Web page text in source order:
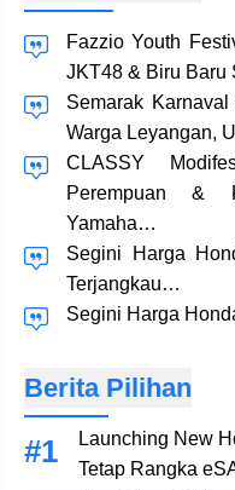
Fazzio Youth
JKT48 & Biru
Semarak
Warga Leyangan,
CLASSY
Perempuan &
Yamaha…
Segini Harga
Terjangkau…
Segini Harga
Berita Pilihan
Launching New
Tetap Rangka